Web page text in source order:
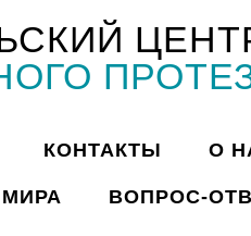
КОНТАКТЫ О
ВОПРОС-